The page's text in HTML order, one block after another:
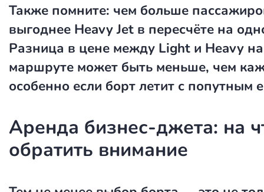
Также помните: чем больше
выгоднее Heavy Jet в пересчёте на
Разница в цене между Light и Heavy
маршруте может быть меньше, чем
особенно если борт летит с попутным
Аренда бизнес-джета: на
обратить внимание